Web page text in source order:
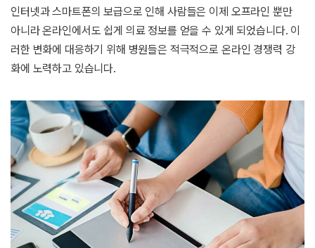
인터넷과 스마트폰의 보급으로 인해 사람들은 이제 오프라인 뿐만
아니라 온라인에서도 쉽게 의료 정보를 얻을 수 있게 되었습니다. 이
러한 변화에 대응하기 위해 병원들은 적극적으로 온라인 경쟁력 강
화에 노력하고 있습니다.